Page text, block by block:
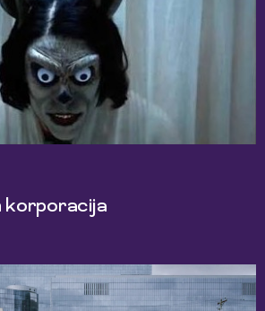
korporacija